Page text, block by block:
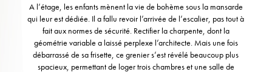
A l’étage, les enfants mènent la vie de bohème sous la mansarde
qui leur est dédiée. Il a fallu revoir l’arrivée de l’escalier, pas tout à
fait aux normes de sécurité. Rectifier la charpente, dont la
géométrie variable a laissé perplexe l’architecte. Mais une fois
débarrassé de sa frisette, ce grenier s’est révélé beaucoup plus
spacieux, permettant de loger trois chambres et une salle de